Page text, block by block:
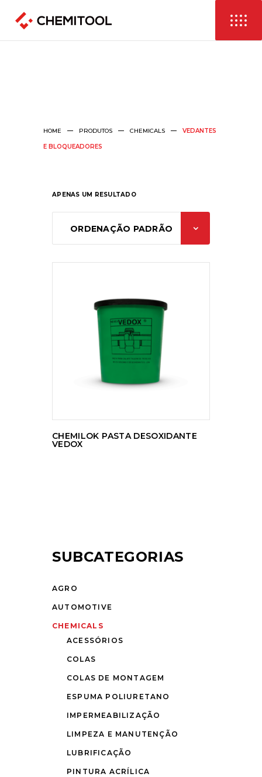
HOME PRODUTOS CHEMICALS VEDANTES
E BLOQUEADORES
APENAS UM RESULTADO
ORDENAÇÃO PADRÃO
LER MAIS
CHEMILOK PASTA DESOXIDANTE
VEDOX
SUBCATEGORIAS
AGRO
AUTOMOTIVE
CHEMICALS
ACESSÓRIOS
COLAS
COLAS DE MONTAGEM
ESPUMA POLIURETANO
IMPERMEABILIZAÇÃO
LIMPEZA E MANUTENÇÃO
LUBRIFICAÇÃO
PINTURA ACRÍLICA